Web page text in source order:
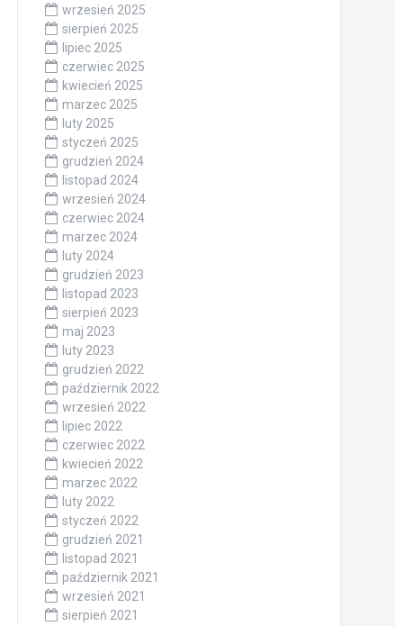
wrzesień 2025
sierpień 2025
lipiec 2025
czerwiec 2025
kwiecień 2025
marzec 2025
luty 2025
styczeń 2025
grudzień 2024
listopad 2024
wrzesień 2024
czerwiec 2024
marzec 2024
luty 2024
grudzień 2023
listopad 2023
sierpień 2023
maj 2023
luty 2023
grudzień 2022
październik 2022
wrzesień 2022
lipiec 2022
czerwiec 2022
kwiecień 2022
marzec 2022
luty 2022
styczeń 2022
grudzień 2021
listopad 2021
październik 2021
wrzesień 2021
sierpień 2021